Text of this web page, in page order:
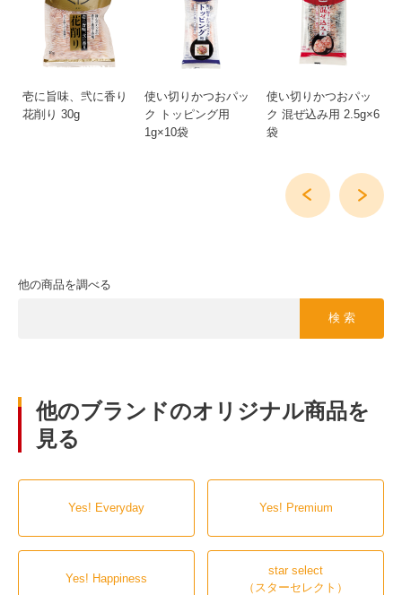
壱に旨味、弐に香り
花削り 30g
使い切りかつおパッ
ク トッピング用
1g×10袋
使い切りかつおパッ
ク 混ぜ込み用 2.5g×6
袋
他の商品を調べる
検 索
他のブランドのオリジナル商品を
見る
Yes! Everyday Yes! Premium
Yes! Happiness
star select
（スターセレクト）